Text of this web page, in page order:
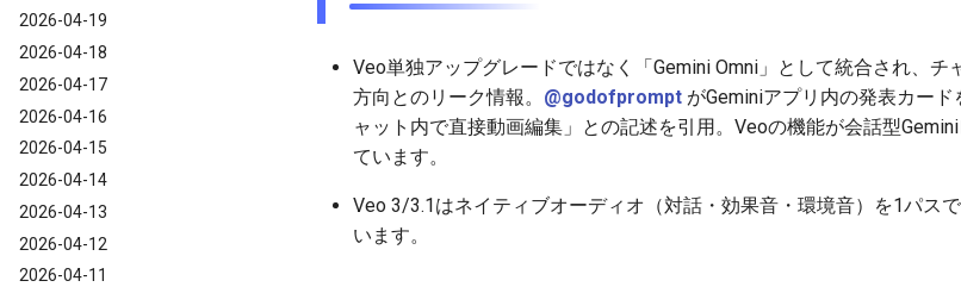
2026-04-19
2026-04-18
2026-04-17
2026-04-16
2026-04-15
2026-04-14
2026-04-13
2026-04-12
2026-04-11
Veo単独アップグレードではなく「Gemini Omni」として統合され、
方向とのリーク情報。 @godofprompt がGeminiアプリ内の発表カー
ャット内で直接動画編集」との記述を引用。Veoの機能が会話型
ています。
Veo 3/3.1はネイティブオーディオ（対話・効果音・環境音）を1パス
います。